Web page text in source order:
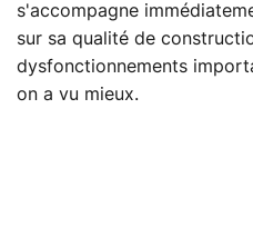
s'accompagne
sur sa qualité de
dysfonctionnements
on a vu mieux.